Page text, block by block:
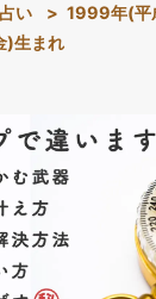
い > 1999年(平
)生まれ